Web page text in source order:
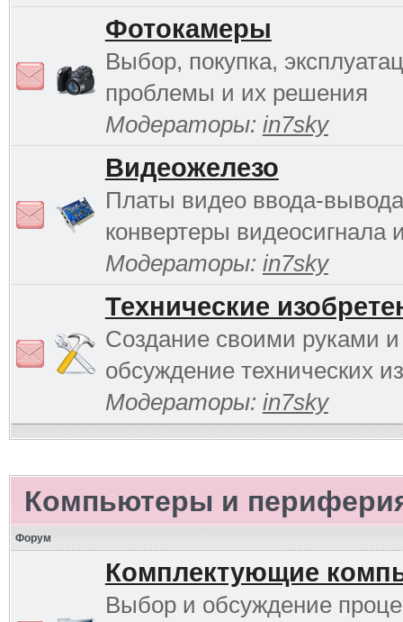
Фотокамеры
Выбор, покупка,
проблемы и их решения
Модераторы: in7sky
Видеожелезо
Платы видео ввода-
конвертеры видеосигнала
Модераторы: in7sky
Технические
Создание своими руками и
обсуждение технических
Модераторы: in7sky
Компьютеры и
Форум
Комплектующие
Выбор и обсуждение